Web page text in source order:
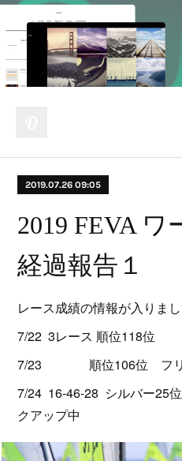
2019.07.26 09:05
2019 FEVA ワ
経過報告１
レース成績の情報が入りまし
7/22 3レース 順位118位
7/23 順位106位 フリ
7/24 16-46-28 シルバー25
クアップ中